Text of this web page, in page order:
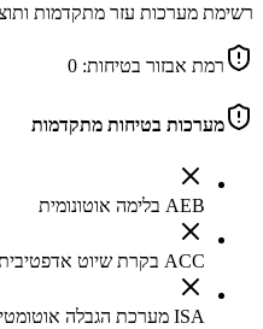
רשימת מערכות עזר מתקדמות
רמת אבזור בטיחות: 0
מערכות בטיחות מתקדמות
AEB בלימה אוטונומית
ACC בקרת שיוט אדפטיבית
ISA מערכת הגבלה אוטומטית למהירות הרכב